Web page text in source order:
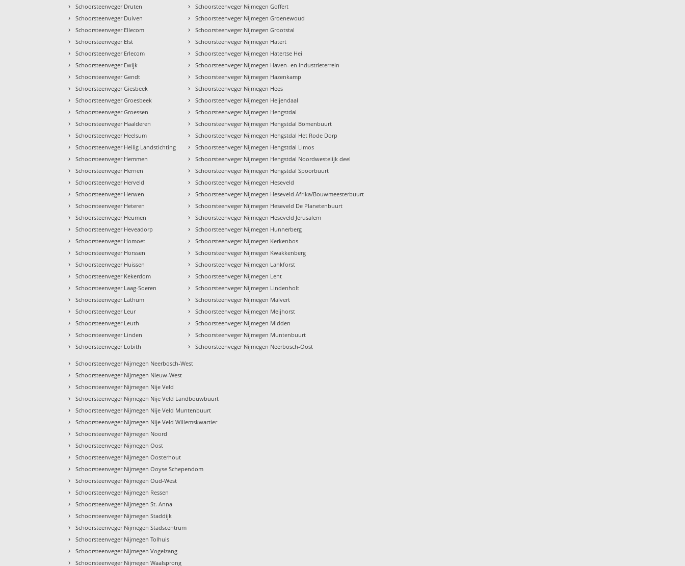
› Schoorsteenveger Druten
› Schoorsteenveger Duiven
› Schoorsteenveger Ellecom
› Schoorsteenveger Elst
› Schoorsteenveger Erlecom
› Schoorsteenveger Ewijk
› Schoorsteenveger Gendt
› Schoorsteenveger Giesbeek
› Schoorsteenveger Groesbeek
› Schoorsteenveger Groessen
› Schoorsteenveger Haalderen
› Schoorsteenveger Heelsum
› Schoorsteenveger Heilig Landstichting
› Schoorsteenveger Hemmen
› Schoorsteenveger Hernen
› Schoorsteenveger Herveld
› Schoorsteenveger Herwen
› Schoorsteenveger Heteren
› Schoorsteenveger Heumen
› Schoorsteenveger Heveadorp
› Schoorsteenveger Homoet
› Schoorsteenveger Horssen
› Schoorsteenveger Huissen
› Schoorsteenveger Kekerdom
› Schoorsteenveger Laag-Soeren
› Schoorsteenveger Lathum
› Schoorsteenveger Leur
› Schoorsteenveger Leuth
› Schoorsteenveger Linden
› Schoorsteenveger Lobith
› Schoorsteenveger Nijmegen Goffert
› Schoorsteenveger Nijmegen Groenewoud
› Schoorsteenveger Nijmegen Grootstal
› Schoorsteenveger Nijmegen Hatert
› Schoorsteenveger Nijmegen Hatertse Hei
› Schoorsteenveger Nijmegen Haven- en industrieterrein
› Schoorsteenveger Nijmegen Hazenkamp
› Schoorsteenveger Nijmegen Hees
› Schoorsteenveger Nijmegen Heijendaal
› Schoorsteenveger Nijmegen Hengstdal
› Schoorsteenveger Nijmegen Hengstdal Bomenbuurt
› Schoorsteenveger Nijmegen Hengstdal Het Rode Dorp
› Schoorsteenveger Nijmegen Hengstdal Limos
› Schoorsteenveger Nijmegen Hengstdal Noordwestelijk deel
› Schoorsteenveger Nijmegen Hengstdal Spoorbuurt
› Schoorsteenveger Nijmegen Heseveld
› Schoorsteenveger Nijmegen Heseveld Afrika/Bouwmeesterbuurt
› Schoorsteenveger Nijmegen Heseveld De Planetenbuurt
› Schoorsteenveger Nijmegen Heseveld Jerusalem
› Schoorsteenveger Nijmegen Hunnerberg
› Schoorsteenveger Nijmegen Kerkenbos
› Schoorsteenveger Nijmegen Kwakkenberg
› Schoorsteenveger Nijmegen Lankforst
› Schoorsteenveger Nijmegen Lent
› Schoorsteenveger Nijmegen Lindenholt
› Schoorsteenveger Nijmegen Malvert
› Schoorsteenveger Nijmegen Meijhorst
› Schoorsteenveger Nijmegen Midden
› Schoorsteenveger Nijmegen Muntenbuurt
› Schoorsteenveger Nijmegen Neerbosch-Oost
› Schoorsteenveger Nijmegen Neerbosch-West
› Schoorsteenveger Nijmegen Nieuw-West
› Schoorsteenveger Nijmegen Nije Veld
› Schoorsteenveger Nijmegen Nije Veld Landbouwbuurt
› Schoorsteenveger Nijmegen Nije Veld Muntenbuurt
› Schoorsteenveger Nijmegen Nije Veld Willemskwartier
› Schoorsteenveger Nijmegen Noord
› Schoorsteenveger Nijmegen Oost
› Schoorsteenveger Nijmegen Oosterhout
› Schoorsteenveger Nijmegen Ooyse Schependom
› Schoorsteenveger Nijmegen Oud-West
› Schoorsteenveger Nijmegen Ressen
› Schoorsteenveger Nijmegen St. Anna
› Schoorsteenveger Nijmegen Staddijk
› Schoorsteenveger Nijmegen Stadscentrum
› Schoorsteenveger Nijmegen Tolhuis
› Schoorsteenveger Nijmegen Vogelzang
› Schoorsteenveger Nijmegen Waalsprong